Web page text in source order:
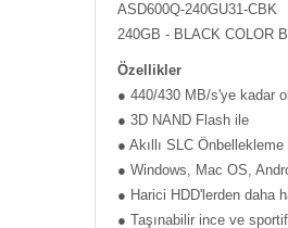
ASD600Q-240GU31-CBK
240GB - BLACK COLOR
Özellikler
● 440/430 MB/s'ye kadar
● 3D NAND Flash ile
● Akıllı SLC
● Windows, Mac OS,
● Harici HDD'lerden daha
● Taşınabilir ince ve